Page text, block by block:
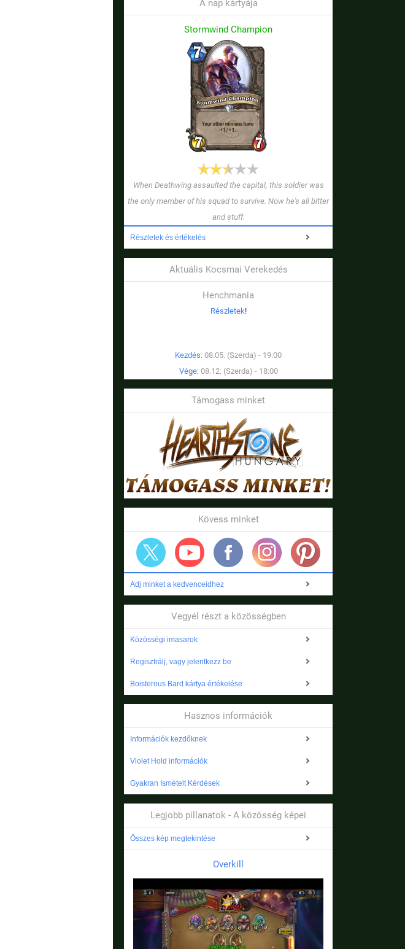
A nap kártyája
Stormwind Champion
When Deathwing assaulted the capital, this soldier was
the only member of his squad to survive. Now he's all bitter
and stuff.
Részletek és értékelés
Aktuális Kocsmai Verekedés
Henchmania
Részletek!
Kezdés: 08.05. (Szerda) - 19:00
Vége: 08.12. (Szerda) - 18:00
Támogass minket
Kövess minket
Adj minket a kedvenceidhez
Vegyél részt a közösségben
Közösségi imasarok
Regisztrálj, vagy jelentkezz be
Boisterous Bard kártya értékelése
Hasznos információk
Információk kezdőknek
Violet Hold információk
Gyakran Ismételt Kérdések
Legjobb pillanatok - A közösség képei
Összes kép megtekintése
Overkill